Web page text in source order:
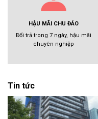
HẬU MÃI CHU ĐÁO
Đổi trả trong 7 ngày, hậu mãi
chuyên nghiệp
Tin tức